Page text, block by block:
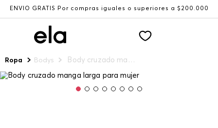
ENVÍO GRATIS Por compras iguales o superiores a $200.000
Ropa Bodys Body cruzado manga larga para mujer